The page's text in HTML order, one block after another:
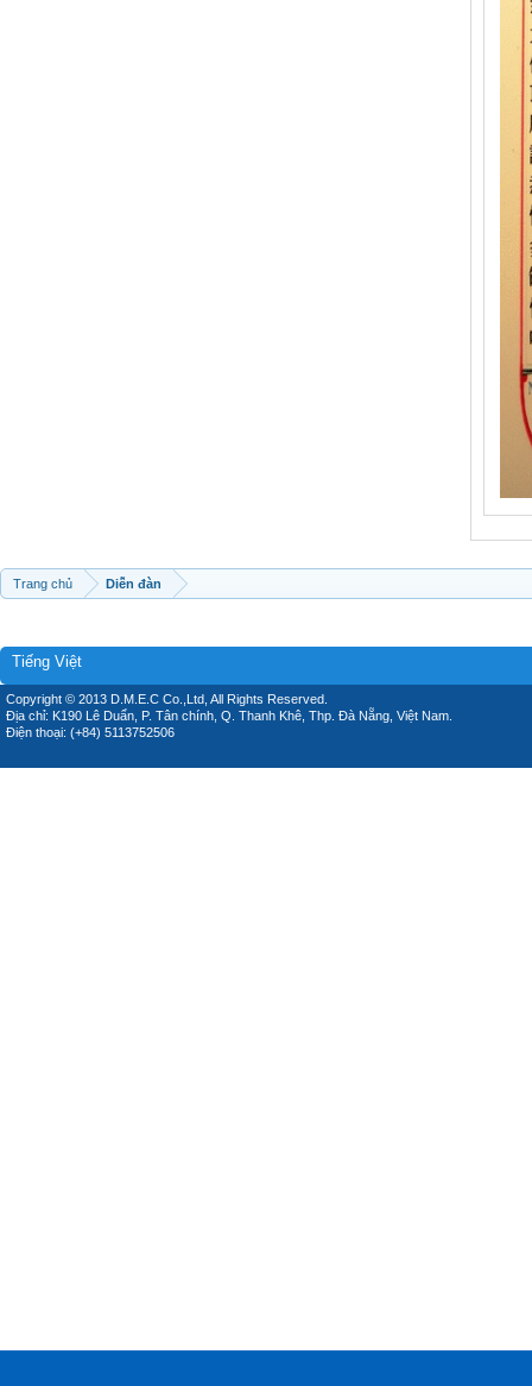
Trang chủ Diễn đàn
Tiếng Việt
Copyright © 2013 D.M.E.C Co.,Ltd, All Rights Reserved.
Địa chỉ: K190 Lê Duẩn, P. Tân chính, Q. Thanh Khê, Thp. Đà Nẵng, Việt Nam.
Điện thoại: (+84) 5113752506